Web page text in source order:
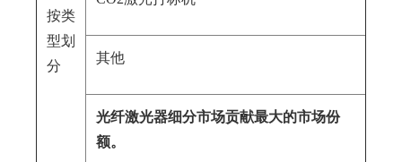
按类
型划
分
其他
光纤激光器细分市场贡献最大的市场份
额。